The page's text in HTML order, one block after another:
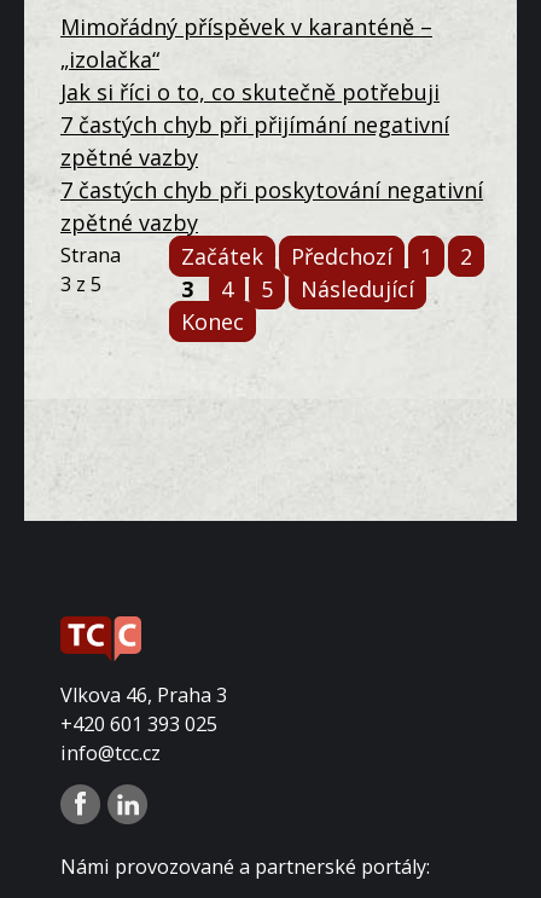
Mimořádný příspěvek v karanténě –
„izolačka“
Jak si říci o to, co skutečně potřebuji
7 častých chyb při přijímání negativní
zpětné vazby
7 častých chyb při poskytování negativní
zpětné vazby
Strana
3 z 5
Začátek Předchozí 1
2
3
4 5
Následující
Konec
Vlkova 46, Praha 3
+420 601 393 025
info@tcc.cz
Námi provozované a partnerské portály: